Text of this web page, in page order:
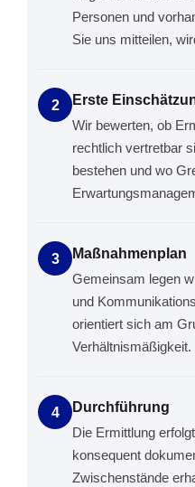
Personen und
Sie uns mitteilen,
2
Erste
Wir bewerten, ob
rechtlich vertretbar
bestehen und wo
3
Maßnahmenplan
Gemeinsam legen
und
orientiert sich am
Verhältnismäßigkeit.
4
Durchführung
Die Ermittlung
konsequent
Zwischenstände